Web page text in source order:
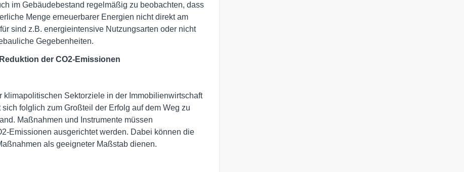
im Gebäudebestand regelmäßig zu beobachten, dass
Menge erneuerbarer Energien nicht direkt am
sind z.B. energieintensive Nutzungsarten oder nicht
Gegebenheiten.
der CO2-Emissionen
klimapolitischen Sektorziele in der Immobilienwirtschaft
folglich zum Großteil der Erfolg auf dem Weg zu
Maßnahmen und Instrumente müssen
Emissionen ausgerichtet werden. Dabei können die
als geeigneter Maßstab dienen.